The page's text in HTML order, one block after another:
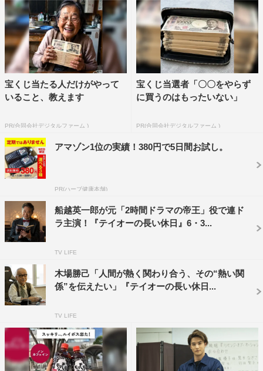
したら、撮影が進められなくなる。現に時折、小雨がパラ
つく時さえある。頼む！ 天気よ、なんとかもってくれ！
と、誰もが胸の中で祈っていた。そうした切迫した空気感
を変えるような、スタッフの声が響く。
「船越さん、入ります！」撮影ポイントから数百メートル
離れて止めてあったロケバスから、支度をすませた主演の
め、“おはようございます！”と出迎える。そのあいさつを
聞いた船越が、両手を広げながら、よく通る声で応えた。
「ようこそ！ わが職場へ！！！」。
そう、この崖こそが船越がかつて2時間サスペンスの撮影
で幾度となく訪れていた“思い出の場所”。ある時は真犯人
がそこへ追い詰められ、ある時は人質も共に引き回され、
そして、凄惨な事件の真相が犯人や主人公の口から解き明
かされることとなった、あの「崖」に他ならない。
千葉県銚子市にあるその「崖」は東洋のドーバーとも言わ
れ、雄大な景観と地質学的な価値から国名勝・天然記念物
に指定されている。江戸時代には歌川広重の浮世絵にも描
かれた由緒ある「崖」であり、2サスのロケ地としても数
限りなくロケ隊が訪れている伝説の「崖」と言っても過言
宝くじ当たる人だけがやって
いること、教えます
PR(合同会社デジタルファーム )
宝くじ当選者「〇〇をやらず
に買うのはもったいない」
PR(合同会社デジタルファーム )
アマゾン1位の実績！380円で5日間お試し。
PR(ハーブ健康本舗)
船越英一郎が元「2時間ドラマの帝王」役で連ド
ラ主演！『テイオーの長い休日』6・3...
TV LIFE
木場勝己「人間が熱く関わり合う、その“熱い関
係”を伝えたい」『テイオーの長い休日...
TV LIFE